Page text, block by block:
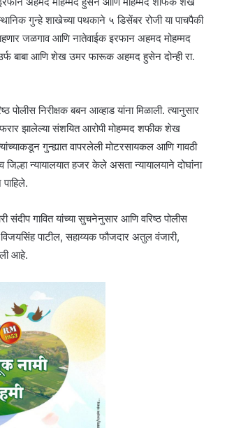
गुन्हे शाखेच्या पथकाने ५ डिसेंबर रोजी या पाचपैकी
जळगाव आणि नातेवाईक इरफान अहमद मोहम्मद
बाबा आणि शेख उमर फारूक अहमद हुसेन दोन्ही रा.
पोलीस निरीक्षक बबन आव्हाड यांना मिळाली. त्यानुसार
फरार झालेल्या संशयित आरोपी मोहम्मद शफीक शेख
गुन्ह्यात वापरलेली मोटरसायकल आणि गावठी
न्यायालयात हजर केले असता न्यायालयाने दोघांना
गावित यांच्या सुचनेनुसार आणि वरिष्ठ पोलीस
विजयसिंह पाटील, सहाय्यक फौजदार अतुल वंजारी,
आहे.